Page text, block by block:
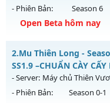
- Phiên Bản:
Season 6
Open Beta hôm nay
MU Hà Nội Xưa – ss6 -
CÓ
Mu mới ra tháng 08
ngày 09/08/2626
2.Mu Thiên Long -
SS1.9 –CHUẨN CÀY
- Server: Máy chủ Thiên
- Phiên Bản:
Season 0-1